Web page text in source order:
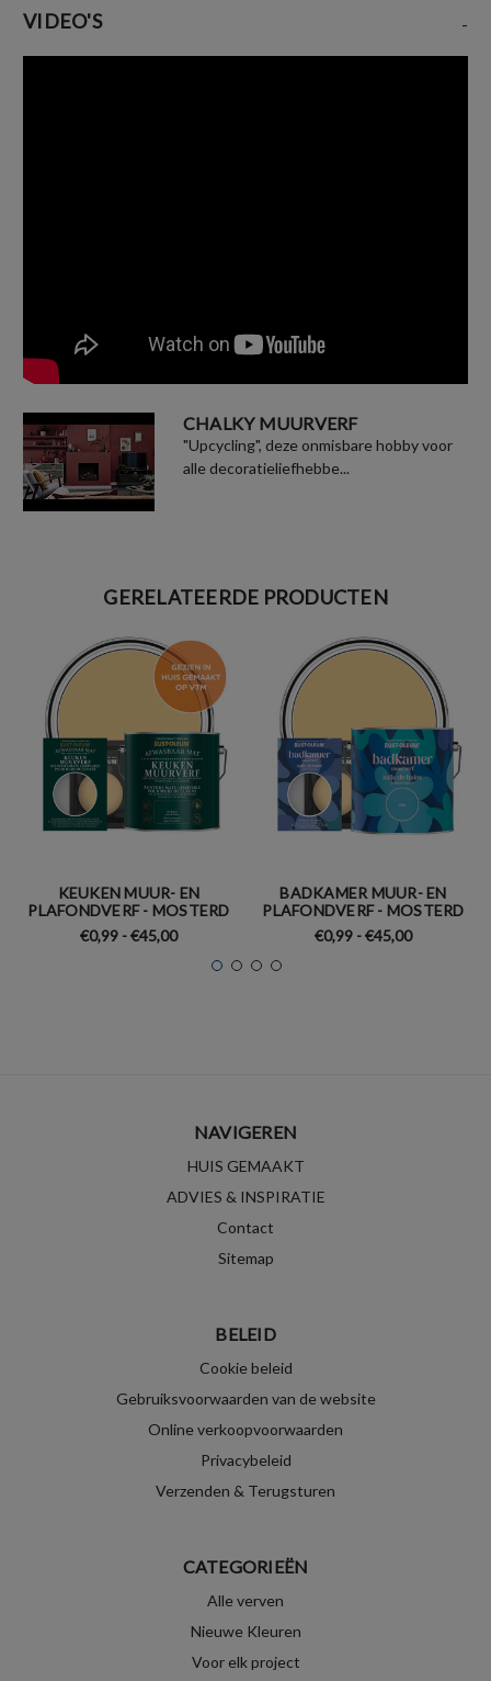
VIDEO'S -
CHALKY MUURVERF
"Upcycling", deze onmisbare hobby voor
alle decoratieliefhebbe...
GERELATEERDE PRODUCTEN
KEUKEN MUUR- EN
PLAFONDVERF - MOSTERD
€0,99 - €45,00
BADKAMER MUUR- EN
PLAFONDVERF - MOSTERD
€0,99 - €45,00
NAVIGEREN
HUIS GEMAAKT
ADVIES & INSPIRATIE
Contact
Sitemap
BELEID
Cookie beleid
Gebruiksvoorwaarden van de website
Online verkoopvoorwaarden
Privacybeleid
Verzenden & Terugsturen
CATEGORIEËN
Alle verven
Nieuwe Kleuren
Voor elk project